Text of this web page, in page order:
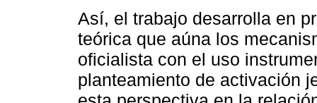
Así, el trabajo desarrolla en
teórica que aúna los
oficialista con el uso
planteamiento de activación